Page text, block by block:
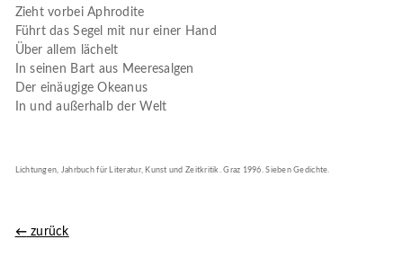
Zieht vorbei Aphrodite
Führt das Segel mit nur einer Hand
Über allem lächelt
In seinen Bart aus Meeresalgen
Der einäugige Okeanus
In und außerhalb der Welt
Lichtungen, Jahrbuch für Literatur, Kunst und Zeitkritik. Graz 1996. Sieben Gedichte.
←zurück